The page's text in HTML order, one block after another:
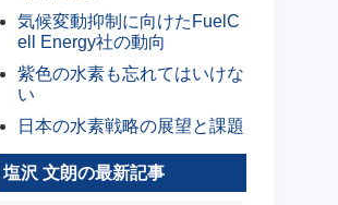
気候変動抑制に向けたFuelC
ell Energy社の動向
紫色の水素も忘れてはいけな
い
日本の水素戦略の展望と課題
塩沢 文朗の最新記事